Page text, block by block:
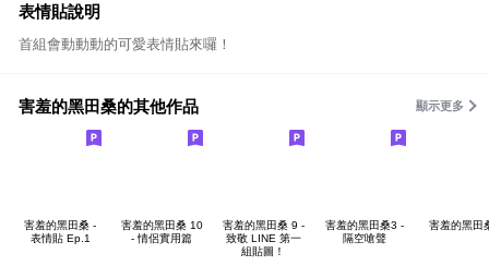
表情貼說明
首組會動動動的可愛表情貼來囉！
害羞的黑田桑的其他作品 顯示更多
害羞的黑田桑 -
表情貼 Ep.1
害羞的黑田桑 10
- 情侶實用篇
害羞的黑田桑 9 -
致敬 LINE 第一
組貼圖！
害羞的黑田桑3 -
隔空嗆聲
害羞的黑田